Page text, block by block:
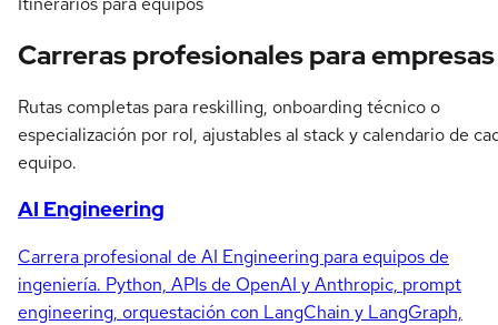
Carreras profesionales para empresas
Rutas completas para reskilling, onboarding técnico o
especialización por rol, ajustables al stack y calendario de
equipo.
AI Engineering
Carrera profesional de AI Engineering para equipos de
ingeniería. Python, APIs de OpenAI y Anthropic, prompt
engineering, orquestación con LangChain y LangGraph,